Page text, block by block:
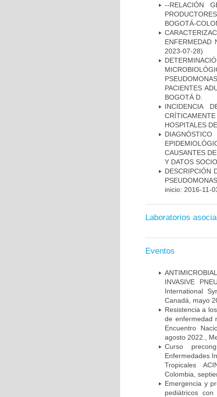
--RELACIÓN
BOGOTÁ-
ENFERMEDAD
2023-07-28)
PACIENTES
BOGOTÁ D.
INCIDENCIA
HOSPITALES
CAUSANTES
Y DATOS
DESCRIPCIÓN
inicio: 2016-11-
Laboratorios
Eventos
INVASIVE
International
Canadá, mayo
Resistencia a
de enfermedad
Encuentro
agosto 2022.,
Curso
Enfermedades
Tropicales
Colombia,
Emergencia y
pediátricos